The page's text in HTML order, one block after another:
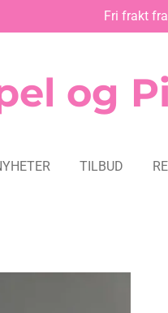
Fri frakt
og
TILBUD